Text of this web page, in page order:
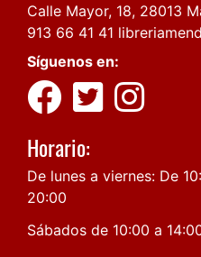
Calle Mayor, 18, 28013
913 66 41 41
Síguenos en:
Horario:
De lunes a viernes: De
20:00
Sábados de 10:00 a